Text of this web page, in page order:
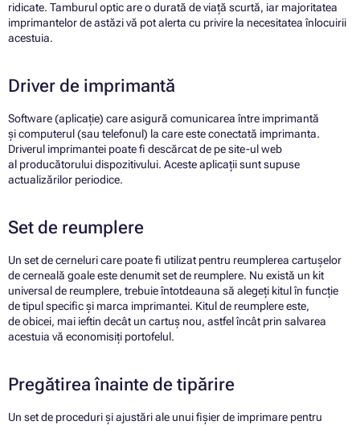
ridicate. Tamburul optic are o durată de viață scurtă, iar majoritatea
imprimantelor de astăzi vă pot alerta cu privire la necesitatea înlocuirii
acestuia.
Driver de imprimantă
Software (aplicație) care asigură comunicarea între imprimantă
și computerul (sau telefonul) la care este conectată imprimanta.
Driverul imprimantei poate fi descărcat de pe site-ul web
al producătorului dispozitivului. Aceste aplicații sunt supuse
actualizărilor periodice.
Set de reumplere
Un set de cerneluri care poate fi utilizat pentru reumplerea cartușelor
de cerneală goale este denumit set de reumplere. Nu există un kit
universal de reumplere, trebuie întotdeauna să alegeți kitul în funcție
de tipul specific și marca imprimantei. Kitul de reumplere este,
de obicei, mai ieftin decât un cartuș nou, astfel încât prin salvarea
acestuia vă economisiți portofelul.
Pregătirea înainte de tipărire
Un set de proceduri și ajustări ale unui fișier de imprimare pentru